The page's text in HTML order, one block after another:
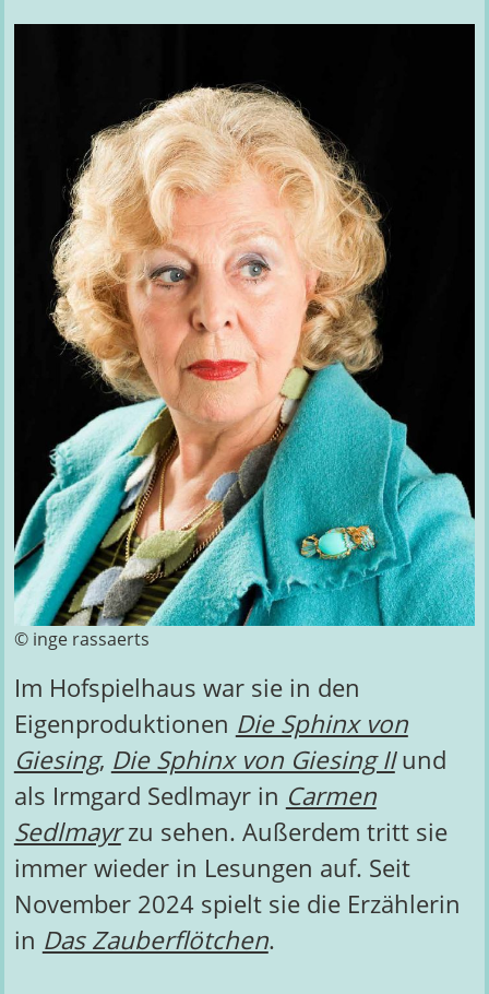
© inge rassaerts
Im Hofspielhaus war sie in den
Eigenproduktionen Die Sphinx von
Giesing, Die Sphinx von Giesing IIund
als Irmgard Sedlmayr in Carmen
Sedlmayrzu sehen. Außerdem tritt sie
immer wieder in Lesungen auf. Seit
November 2024 spielt sie die Erzählerin
in Das Zauberflötchen.